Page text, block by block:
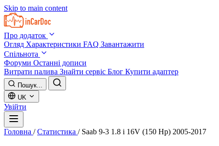
Skip to main content
Про додаток
Огляд Характеристики FAQ Завантажити
Спільнота
Форуми Останні дописи
Витрати палива Знайти сервіс Блог Купити адаптер
Пошук...
UK
Увійти
Головна / Статистика / Saab 9-3 1.8 i 16V (150 Hp) 2005-2017